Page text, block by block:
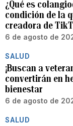
¿Qué es
condición de la
creadora de
6 de agosto de
SALUD
¡Buscan a
convertirán en
bienestar
6 de agosto de
SALUD